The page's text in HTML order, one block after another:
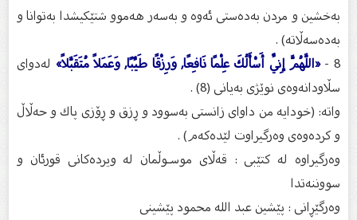
به‌خشین و مردن به‌ده‌ستی ئه‌وه‌ و به‌سه‌ر هه‌موو شتێكیشدا به‌توانا و
به‌ده‌سه‌ڵاته‌) .
«اللَّهُمَّ إِنِّي أَسْأَلُكَ عِلْمًا نَافِعًا, وَرِزْقًا طَيِّبًا, وَعَمَلاً مُتَقَبَّلاً»له‌دوای
سڵاودانه‌وه‌ی نوێژی به‌یانی (8) .
واته‌: (خودایه‌ من داوای زانستی به‌سوود و ڕزق و ڕۆزی پاك و حه‌ڵاڵ
و كرده‌وه‌ی وه‌رگیراوت لێده‌كه‌م) .
وەرگیراوە لە کتێبی : قەڵای موسـوڵمان له ویردەكانی قورئان و
سووننەتدا
وەرگێڕانی : پێشین عبد الله محمود پێشینی